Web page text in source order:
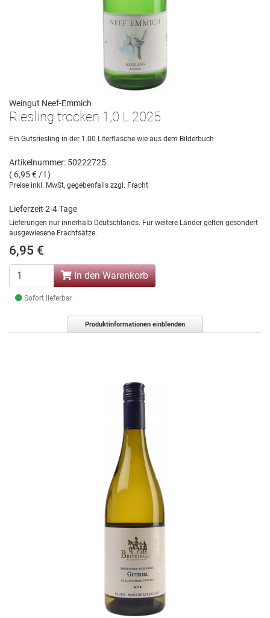
Weingut Neef-Emmich
Riesling trocken 1,0 L 2025
Ein Gutsriesling in der 1.00 Literflasche wie aus dem Bilderbuch
Artikelnummer: 50222725
( 6,95 € / l )
Preise inkl. MwSt, gegebenfalls zzgl. Fracht
Lieferzeit 2-4 Tage
Lieferungen nur innerhalb Deutschlands. Für weitere Länder gelten gesondert
ausgewiesene Frachtsätze.
6,95 €
In den Warenkorb
Sofort lieferbar
Produktinformationen einblenden